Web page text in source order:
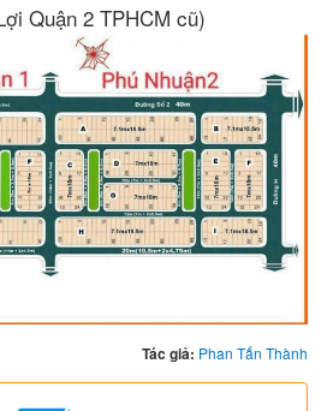
Quận 2 TPHCM cũ)
Tác giả: Phan Tấn Thành